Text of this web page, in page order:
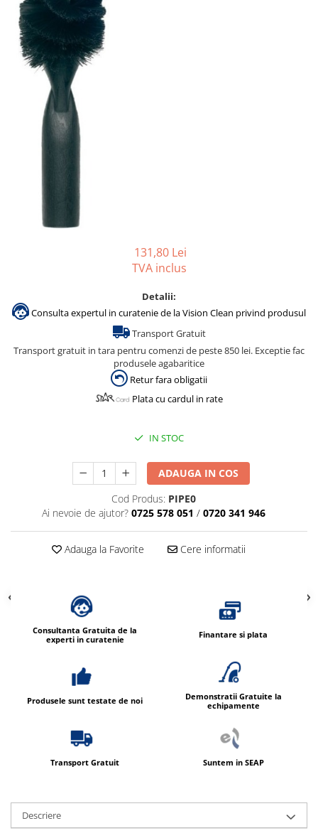
Gama de cosmetice hoteliere
Salvatore Ferragamo
Gama de cosmetice hoteliere Sense
Papuci hotel
131,80 Lei
TVA inclus
Detalii:
Consulta expertul in curatenie de la Vision Clean privind produsul
Transport Gratuit
Transport gratuit in tara pentru comenzi de peste 850 lei. Exceptie fac
produsele agabaritice
Retur fara obligatii
Plata cu cardul in rate
IN STOC
ADAUGA IN COS
Cod Produs: PIPE0
Ai nevoie de ajutor? 0725 578 051 / 0720 341 946
Adauga la Favorite Cere informatii
Consultanta Gratuita de la
experti in curatenie
Finantare si plata
Produsele sunt testate de noi
Demonstratii Gratuite la
echipamente
Transport Gratuit Suntem in SEAP
Descriere